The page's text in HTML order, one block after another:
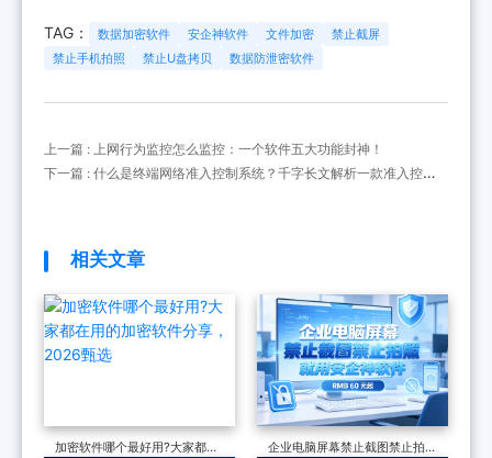
TAG： 数据加密软件 安企神软件 文件加密
禁止截屏
禁止手机拍照
禁止U盘拷贝 数据防泄密软件
上一篇 : 上网行为监控怎么监控：一个软件五大功能封神！
下一篇 : 什么是终端网络准入控制系统？千字长文解析一款准入控制
相关文章
加密软件哪个最好用?大家都在
企业电脑屏幕禁止截图禁止拍